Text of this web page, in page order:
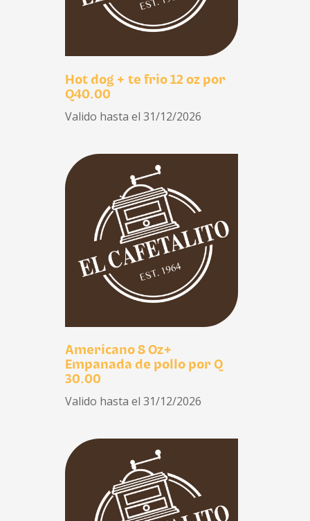
Hot dog + te frio 12 oz por
Q40.00
Valido hasta el 31/12/2026
Americano 8 Oz+
Empanada de pollo por Q
30.00
Valido hasta el 31/12/2026